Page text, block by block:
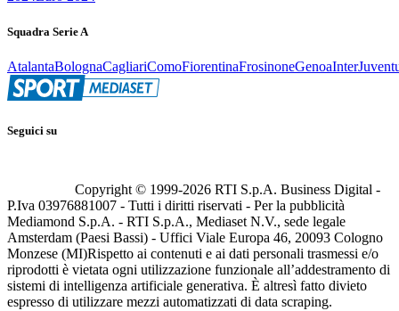
Squadra Serie A
AtalantaBolognaCagliariComoFiorentinaFrosinoneGenoaInter
Seguici su
Copyright © 1999-2026 RTI S.p.A. Business Digital -
P.Iva 03976881007 - Tutti i diritti riservati - Per la pubblicità
Mediamond S.p.A. - RTI S.p.A., Mediaset N.V., sede legale
Amsterdam (Paesi Bassi) - Uffici Viale Europa 46, 20093 Cologno
Monzese (MI)Rispetto ai contenuti e ai dati personali trasmessi e/o
riprodotti è vietata ogni utilizzazione funzionale all’addestramento di
sistemi di intelligenza artificiale generativa. È altresì fatto divieto
espresso di utilizzare mezzi automatizzati di data scraping.